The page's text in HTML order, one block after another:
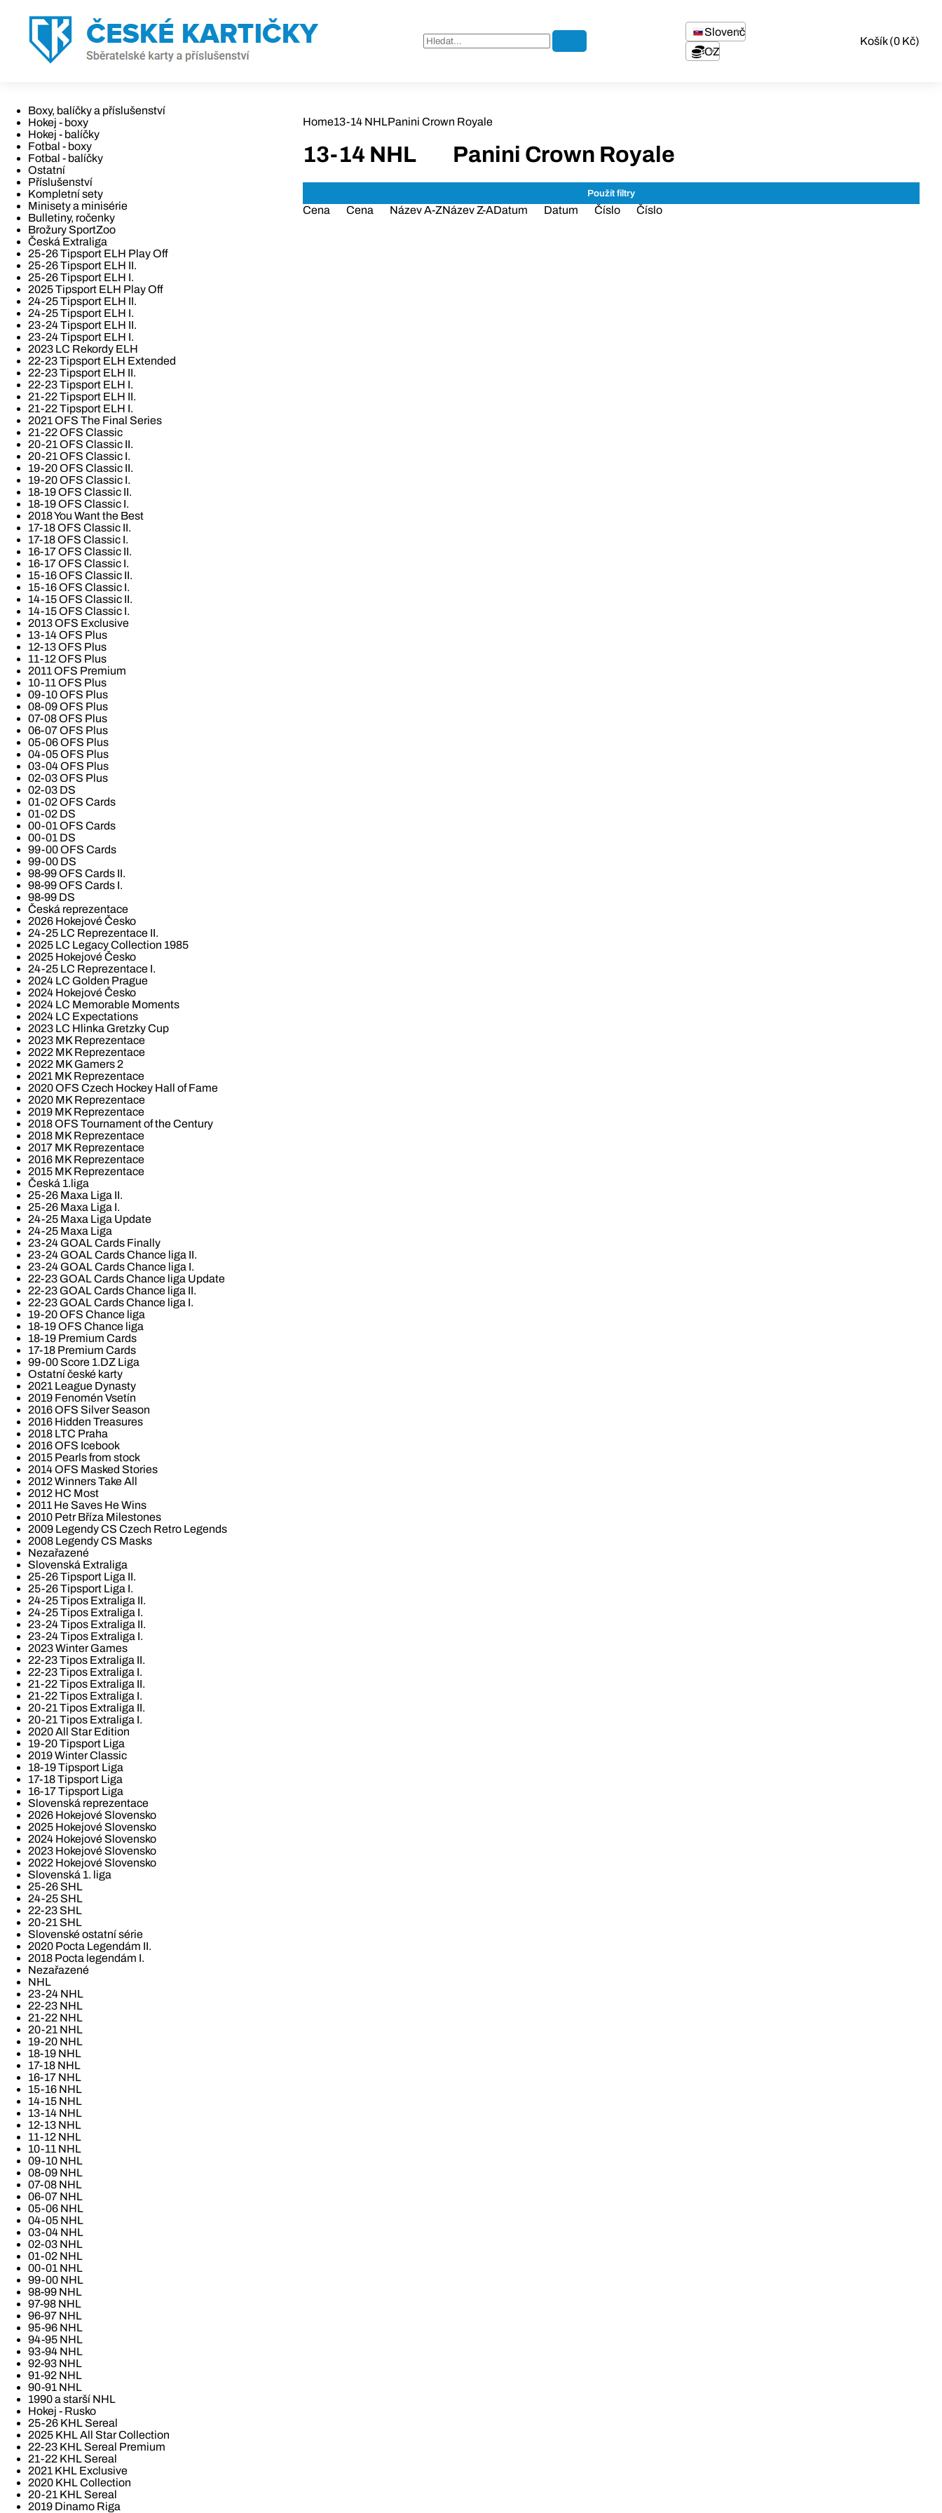
Slovenčina
CZK
Košík (0 Kč)
Boxy, balíčky a příslušenství
Hokej - boxy
Hokej - balíčky
Fotbal - boxy
Fotbal - balíčky
Ostatní
Příslušenství
Kompletní sety
Minisety a minisérie
Bulletiny, ročenky
Brožury SportZoo
Česká Extraliga
25-26 Tipsport ELH Play Off
25-26 Tipsport ELH II.
25-26 Tipsport ELH I.
2025 Tipsport ELH Play Off
24-25 Tipsport ELH II.
24-25 Tipsport ELH I.
23-24 Tipsport ELH II.
23-24 Tipsport ELH I.
2023 LC Rekordy ELH
22-23 Tipsport ELH Extended
22-23 Tipsport ELH II.
22-23 Tipsport ELH I.
21-22 Tipsport ELH II.
21-22 Tipsport ELH I.
2021 OFS The Final Series
21-22 OFS Classic
20-21 OFS Classic II.
20-21 OFS Classic I.
19-20 OFS Classic II.
19-20 OFS Classic I.
18-19 OFS Classic II.
18-19 OFS Classic I.
2018 You Want the Best
17-18 OFS Classic II.
17-18 OFS Classic I.
16-17 OFS Classic II.
16-17 OFS Classic I.
15-16 OFS Classic II.
15-16 OFS Classic I.
14-15 OFS Classic II.
14-15 OFS Classic I.
2013 OFS Exclusive
13-14 OFS Plus
12-13 OFS Plus
11-12 OFS Plus
2011 OFS Premium
10-11 OFS Plus
09-10 OFS Plus
08-09 OFS Plus
07-08 OFS Plus
06-07 OFS Plus
05-06 OFS Plus
04-05 OFS Plus
03-04 OFS Plus
02-03 OFS Plus
02-03 DS
01-02 OFS Cards
01-02 DS
00-01 OFS Cards
00-01 DS
99-00 OFS Cards
99-00 DS
98-99 OFS Cards II.
98-99 OFS Cards I.
98-99 DS
Česká reprezentace
2026 Hokejové Česko
24-25 LC Reprezentace II.
2025 LC Legacy Collection 1985
2025 Hokejové Česko
24-25 LC Reprezentace I.
2024 LC Golden Prague
2024 Hokejové Česko
2024 LC Memorable Moments
2024 LC Expectations
2023 LC Hlinka Gretzky Cup
2023 MK Reprezentace
2022 MK Reprezentace
2022 MK Gamers 2
2021 MK Reprezentace
2020 OFS Czech Hockey Hall of Fame
2020 MK Reprezentace
2019 MK Reprezentace
2018 OFS Tournament of the Century
2018 MK Reprezentace
2017 MK Reprezentace
2016 MK Reprezentace
2015 MK Reprezentace
Česká 1.liga
25-26 Maxa Liga II.
25-26 Maxa Liga I.
24-25 Maxa Liga Update
24-25 Maxa Liga
23-24 GOAL Cards Finally
23-24 GOAL Cards Chance liga II.
23-24 GOAL Cards Chance liga I.
22-23 GOAL Cards Chance liga Update
22-23 GOAL Cards Chance liga II.
22-23 GOAL Cards Chance liga I.
19-20 OFS Chance liga
18-19 OFS Chance liga
18-19 Premium Cards
17-18 Premium Cards
99-00 Score 1.DZ Liga
Ostatní české karty
2021 League Dynasty
2019 Fenomén Vsetín
2016 OFS Silver Season
2016 Hidden Treasures
2018 LTC Praha
2016 OFS Icebook
2015 Pearls from stock
2014 OFS Masked Stories
2012 Winners Take All
2012 HC Most
2011 He Saves He Wins
2010 Petr Bříza Milestones
2009 Legendy CS Czech Retro Legends
2008 Legendy CS Masks
Nezařazené
Slovenská Extraliga
25-26 Tipsport Liga II.
25-26 Tipsport Liga I.
24-25 Tipos Extraliga II.
24-25 Tipos Extraliga I.
23-24 Tipos Extraliga II.
23-24 Tipos Extraliga I.
2023 Winter Games
22-23 Tipos Extraliga II.
22-23 Tipos Extraliga I.
21-22 Tipos Extraliga II.
21-22 Tipos Extraliga I.
20-21 Tipos Extraliga II.
20-21 Tipos Extraliga I.
2020 All Star Edition
19-20 Tipsport Liga
2019 Winter Classic
18-19 Tipsport Liga
17-18 Tipsport Liga
16-17 Tipsport Liga
Slovenská reprezentace
2026 Hokejové Slovensko
2025 Hokejové Slovensko
2024 Hokejové Slovensko
2023 Hokejové Slovensko
2022 Hokejové Slovensko
Slovenská 1. liga
25-26 SHL
24-25 SHL
22-23 SHL
20-21 SHL
Slovenské ostatní série
2020 Pocta Legendám II.
2018 Pocta legendám I.
Nezařazené
NHL
23-24 NHL
22-23 NHL
21-22 NHL
20-21 NHL
19-20 NHL
18-19 NHL
17-18 NHL
16-17 NHL
15-16 NHL
14-15 NHL
13-14 NHL
12-13 NHL
11-12 NHL
10-11 NHL
09-10 NHL
08-09 NHL
07-08 NHL
06-07 NHL
05-06 NHL
04-05 NHL
03-04 NHL
02-03 NHL
01-02 NHL
00-01 NHL
99-00 NHL
98-99 NHL
97-98 NHL
96-97 NHL
95-96 NHL
94-95 NHL
93-94 NHL
92-93 NHL
91-92 NHL
90-91 NHL
1990 a starší NHL
Hokej - Rusko
25-26 KHL Sereal
2025 KHL All Star Collection
22-23 KHL Sereal Premium
21-22 KHL Sereal
2021 KHL Exclusive
2020 KHL Collection
20-21 KHL Sereal
2019 Dinamo Riga
Home13-14 NHLPanini Crown Royale
13-14 NHL Panini Crown Royale
Cena Cena Název A-ZNázev Z-ADatum Datum Číslo Číslo